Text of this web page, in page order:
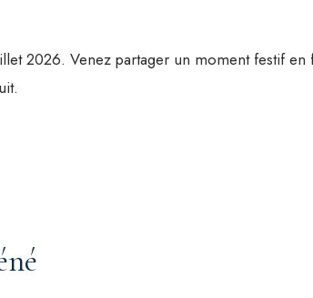
2026. Venez partager un moment festif